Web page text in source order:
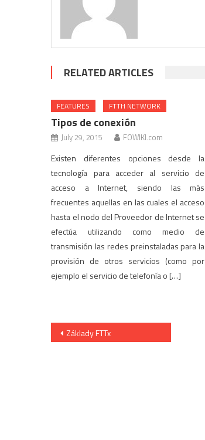
RELATED ARTICLES
FEATURES FTTH NETWORK
Tipos de conexión
July 29, 2015 FOWIKI.com
Existen diferentes opciones desde la
tecnología para acceder al servicio de
acceso a Internet, siendo las más
frecuentes aquellas en las cuales el acceso
hasta el nodo del Proveedor de Internet se
efectúa utilizando como medio de
transmisión las redes preinstaladas para la
provisión de otros servicios (como por
ejemplo el servicio de telefonía o […]
Post
Základy FTTx